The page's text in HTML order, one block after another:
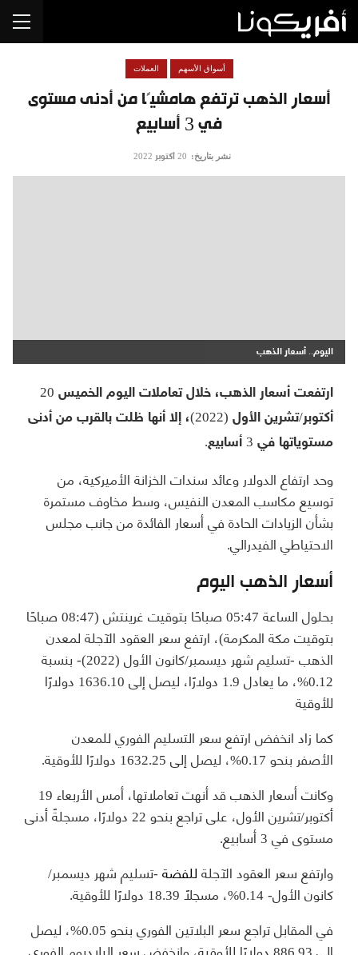
أسعار الذهب ترتفع هامشيًا من أدنى مستوى
في 3 أسابيع
أسواق الأسهم العملات
نشر بتاريخ: 20 أكتوبر 2022
اليوم.. أسعار الذهب
ارتفعت أسعار الذهب، خلال تعاملات اليوم الخميس 20
أكتوبر/تشرين الأول (2022)، إلا أنها ظلت بالقرب من أدنى
مستوياتها في 3 أسابيع.
وحد ارتفاع الدولار وعائد سندات الخزانة الأميركية، من
توسيع مكاسب المعدن النفيس، وسط مخاوف مستمرة
بشأن الزيادات الحادة في أسعار الفائدة من جانب مجلس
الاحتياطي الفيدرالي.
أسعار الذهب اليوم
بحلول الساعة 05:47 صباحًا بتوقيت غرينتش (08:47 صباحًا
بتوقيت مكة المكرمة)، ارتفع سعر العقود الآجلة لمعدن
الذهب -تسليم شهر ديسمبر/كانون الأول (2022)- بنسبة
0.12%، ما يعادل 1.9 دولارًا، ليصل إلى 1636.10 دولارًا
للأوقية
كما زاد انخفض ارتفع سعر التسليم الفوري للمعدن
الأصفر بنحو 0.17%، ليصل إلى 1632.25 دولارًا للأوقية.
وكانت أسعار الذهب قد أنهت تعاملاتها، أمس الأربعاء 19
أكتوبر/تشرين الأول، على تراجع بنحو 22 دولارًا، مسجلةً أدنى
مستوى في 3 أسابيع.
وارتفع سعر العقود الآجلةللفضة-تسليم شهر ديسمبر/
كانون الأول- 0.14%، مسجلًا 18.39 دولارًا للأوقية.
في المقابل تراجع سعر البلاتين الفوري بنحو 0.05%، ليصل